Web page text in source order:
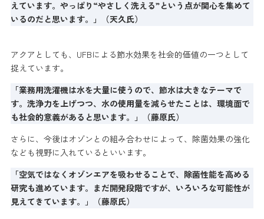
えています。やっぱり“やさしく洗える”という点が関心を集めて
いるのだと思います。」（天久氏）
アクアとしても、UFBによる節水効果を社会的価値の一つとして
捉えています。
「業務用洗濯機は水を大量に使うので、節水は大きなテーマで
す。洗浄力を上げつつ、水の使用量を減らせたことは、環境面で
も社会的意義があると思います。」（藤原氏）
さらに、今後はオゾンとの組み合わせによって、除菌効果の強化
なども視野に入れているといいます。
「空気ではなくオゾンエアを吸わせることで、除菌性能を高める
研究も進めています。まだ開発段階ですが、いろいろな可能性が
見えてきています。」（藤原氏）